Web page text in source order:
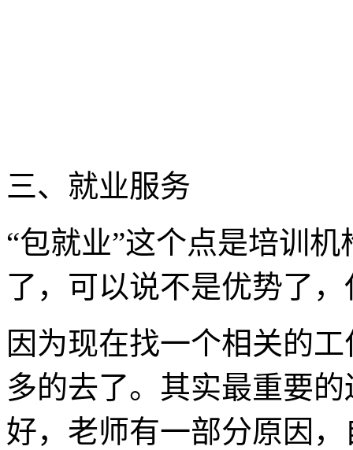
三、就业服务
“包就业”这个点是培训
了，可以说不是优势了
因为现在找一个相关的
多的去了。其实最重要
好，老师有一部分原因